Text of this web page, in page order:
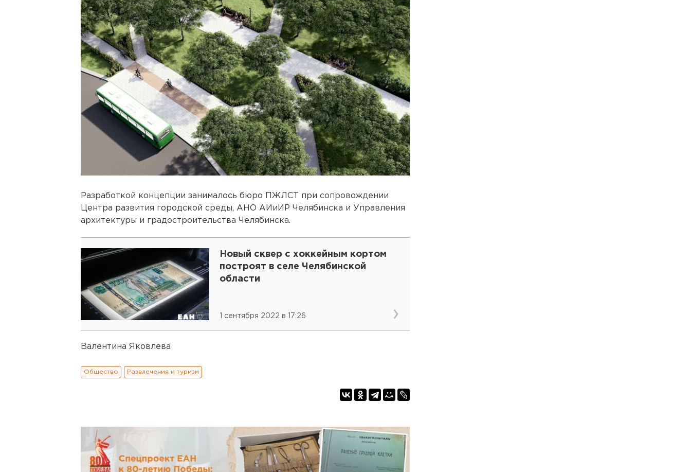
Разработкой концепции занималось бюро ПЖЛСТ при сопровождении
Центра развития городской среды, АНО АИиИР Челябинска и Управления
архитектуры и градостроительства Челябинска.
Новый сквер с хоккейным кортом
построят в селе Челябинской
области
1 сентября 2022 в 17:26
Валентина Яковлева
Общество Развлечения и туризм